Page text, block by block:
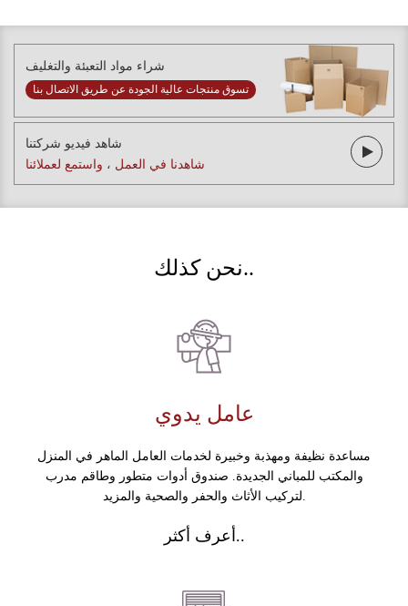
شراء مواد التعبئة والتغليف
تسوق منتجات عالية الجودة عن طريق الاتصال بنا
شاهد فيديو شركتنا
شاهدنا في العمل ، واستمع لعملائنا
نحن كذلك..
عامل يدوي
مساعدة نظيفة ومهذبة وخبيرة لخدمات العامل الماهر في المنزل
والمكتب للمباني الجديدة. صندوق أدوات متطور وطاقم مدرب
لتركيب الأثاث والحفر والصحية والمزيد.
أعرف أكثر..